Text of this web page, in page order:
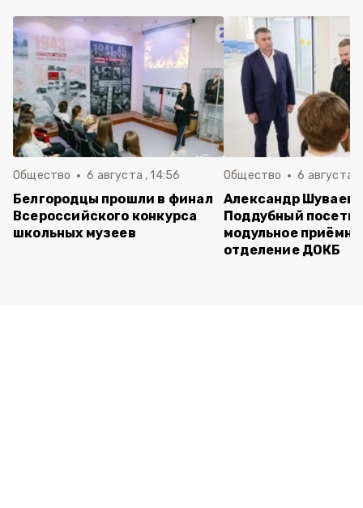
Общество 6 августа , 14:56
Белгородцы прошли в финал
Всероссийского конкурса
школьных музеев
Общество 6 августа ,
Александр Шуваев
Поддубный
модульное
отделение ДОКБ